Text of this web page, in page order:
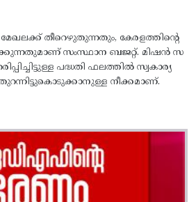
തീറെഴുതുന്നതും, കേരളത്തിന്റെ
സംസ്ഥാന ബജറ്റ്‌. മിഷന്‍ സ
പദ്ധതി ഫലത്തില്‍ സ്വകാര്യ
നീക്കമാണ്‌.